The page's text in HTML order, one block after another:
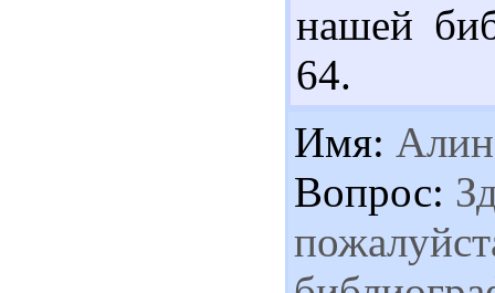
нашей
64.
Имя:
Вопрос: